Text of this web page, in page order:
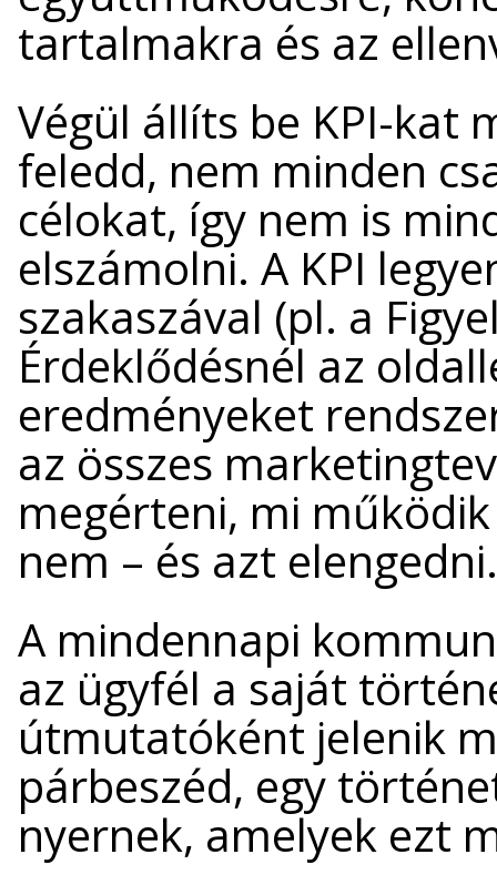
tartalmakra és az
Végül állíts be KPI-kat
feledd, nem minden
célokat, így nem is
elszámolni. A KPI
szakaszával (pl. a
Érdeklődésnél az
eredményeket
az összes
megérteni, mi
nem – és azt elengedni.
A mindennapi
az ügyfél a saját
útmutatóként jelenik
párbeszéd, egy
nyernek, amelyek ezt